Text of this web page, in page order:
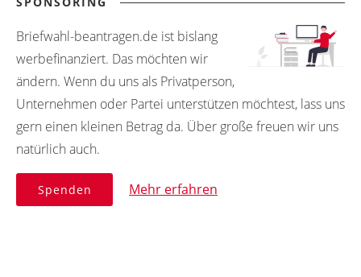
Briefwahl-beantragen.de ist bislang
werbefinanziert. Das möchten wir
ändern. Wenn du uns als Privatperson,
Unternehmen oder Partei unterstützen möchtest, lass uns
gern einen kleinen Betrag da. Über große freuen wir uns
natürlich auch.
Spenden Mehr erfahren